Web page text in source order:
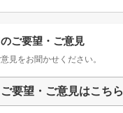
ご要望・ご意見
見をお聞かせください。
ご要望・ご意見はこちら